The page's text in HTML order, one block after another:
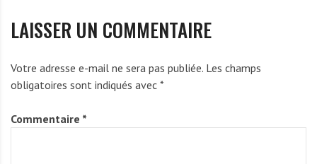
LAISSER UN COMMENTAIRE
Votre adresse e-mail ne sera pas publiée. Les champs
obligatoires sont indiqués avec *
Commentaire *